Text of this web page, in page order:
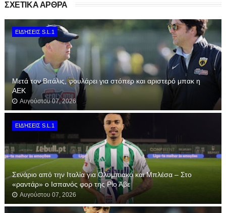
ΣΧΕΤΙΚΑ ΑΡΘΡΑ
ΕΙΔΉΣΕΙΣ S.L.1
Μετά τον Βιτάλις, φουλάρει για στόπερ και αριστερό μπακ η
ΑΕΚ
Αυγούστου 07, 2026
ΕΙΔΉΣΕΙΣ S.L.1
Σενάριο από την Ιταλία για Ολυμπιακό και Μπλέσα – Στο
«ραντάρ» ο Ισπανός φορ της Ρίο Άβε
Αυγούστου 07, 2026